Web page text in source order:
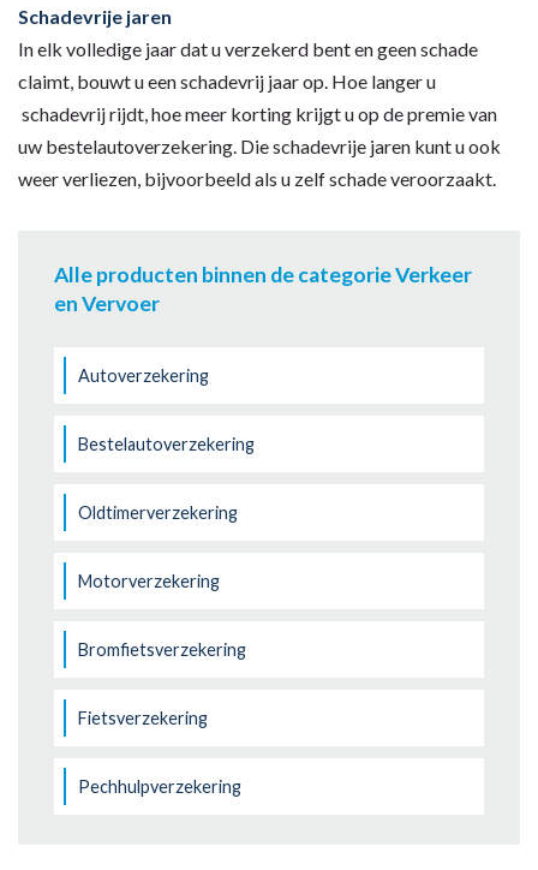
Schadevrije jaren
In elk volledige jaar dat u verzekerd bent en geen schade
claimt, bouwt u een schadevrij jaar op. Hoe langer u
schadevrij rijdt, hoe meer korting krijgt u op de premie van
uw bestelautoverzekering. Die schadevrije jaren kunt u ook
weer verliezen, bijvoorbeeld als u zelf schade veroorzaakt.
Alle producten binnen de categorie Verkeer
en Vervoer
Autoverzekering
Bestelautoverzekering
Oldtimerverzekering
Motorverzekering
Bromfietsverzekering
Fietsverzekering
Pechhulpverzekering